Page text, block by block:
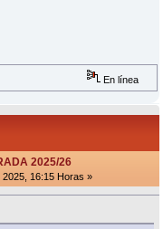
En línea
2025/26
2025, 16:15 Horas »